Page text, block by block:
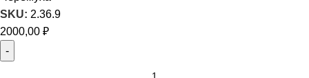
SKU: 2.36.9
2000,00 ₽